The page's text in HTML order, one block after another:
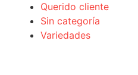
Querido cliente
Sin categoría
Variedades